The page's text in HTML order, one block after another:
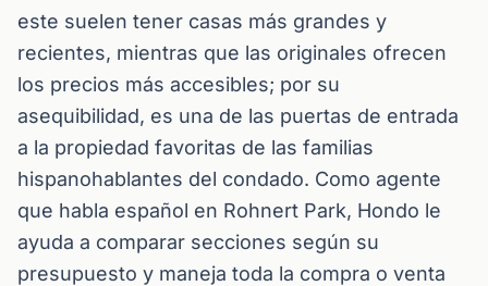
este suelen tener casas más grandes y
recientes, mientras que las originales ofrecen
los precios más accesibles; por su
asequibilidad, es una de las puertas de entrada
a la propiedad favoritas de las familias
hispanohablantes del condado. Como agente
que habla español en Rohnert Park, Hondo le
ayuda a comparar secciones según su
presupuesto y maneja toda la compra o venta